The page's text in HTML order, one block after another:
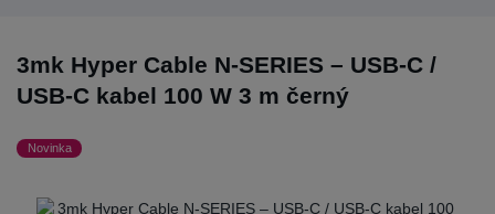
3mk Hyper Cable N-SERIES – USB-C /
USB-C kabel 100 W 3 m černý
Novinka